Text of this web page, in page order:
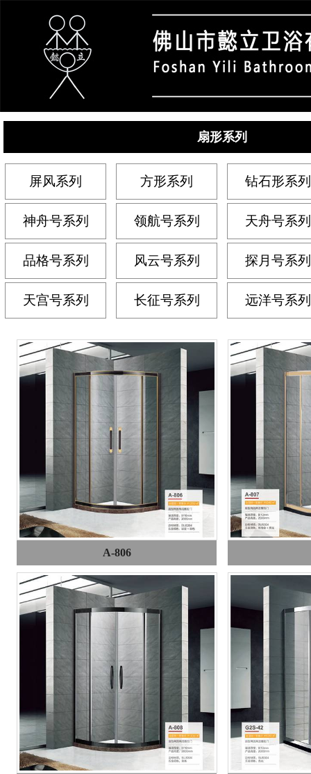
扇形系列
屏风系列 方形系列 钻石形系列
神舟号系列 领航号系列 天舟号系列
品格号系列 风云号系列 探月号系列
天宫号系列 长征号系列 远洋号系列
A-806